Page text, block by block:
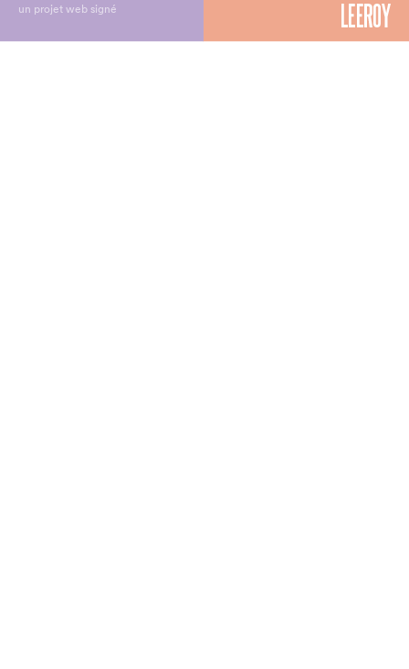
un projet web signé